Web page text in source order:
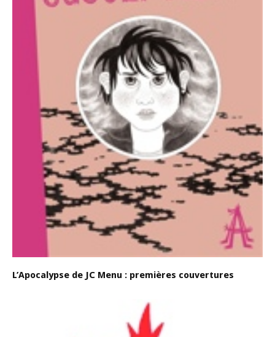
L’Apocalypse de JC Menu : premières couvertures